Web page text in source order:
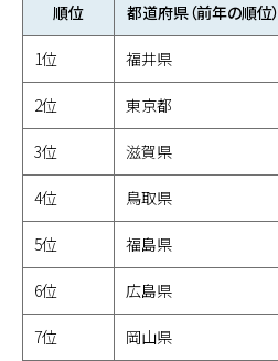
順位 都道府県（前年の順位）
1位 福井県
2位 東京都
3位 滋賀県
4位 鳥取県
5位 福島県
6位 広島県
7位 岡山県